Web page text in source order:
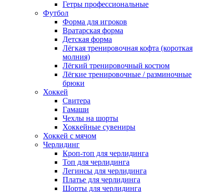
Гетры профессиональные
Футбол
Форма для игроков
Вратарская форма
Детская форма
Лёгкая тренировочная кофта (короткая
молния)
Лёгкий тренировочный костюм
Лёгкие тренировочные / разминочные
брюки
Хоккей
Свитера
Гамаши
Чехлы на шорты
Хоккейные сувениры
Хоккей с мячом
Черлидинг
Кроп-топ для черлидинга
Топ для черлидинга
Легинсы для черлидинга
Платье для черлидинга
Шорты для черлидинга